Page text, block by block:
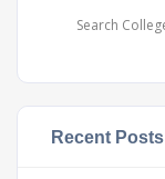
Recent Posts